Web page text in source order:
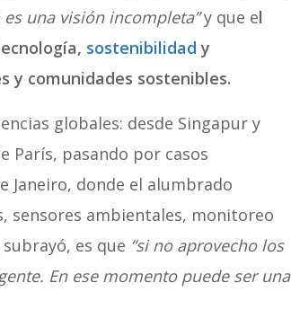
una visión incompleta”y que el
sostenibilidad y
y comunidades sostenibles.
globales: desde Singapur y
París, pasando por casos
Janeiro, donde el alumbrado
sensores ambientales, monitoreo
es que “si no aprovecho los
En ese momento puede ser una